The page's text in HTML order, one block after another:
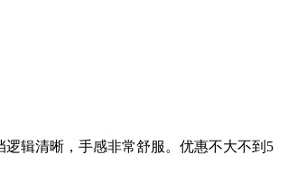
辑清晰，手感非常舒服。优惠不大不到5